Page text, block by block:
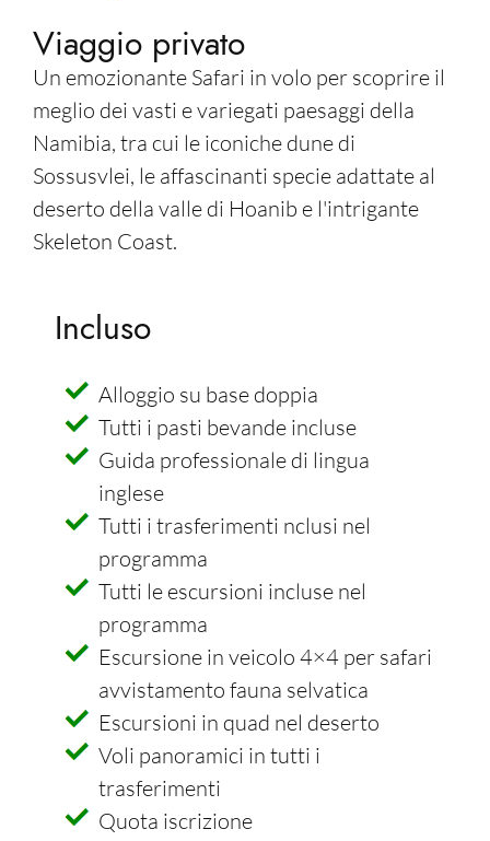
Viaggio privato
Un emozionante Safari in volo per scoprire il
meglio dei vasti e variegati paesaggi della
Namibia, tra cui le iconiche dune di
Sossusvlei, le affascinanti specie adattate al
deserto della valle di Hoanib e l'intrigante
Skeleton Coast.
Incluso
Alloggio su base doppia
Tutti i pasti bevande incluse
Guida professionale di lingua
inglese
Tutti i trasferimenti nclusi nel
programma
Tutti le escursioni incluse nel
programma
Escursione in veicolo 4×4 per safari
avvistamento fauna selvatica
Escursioni in quad nel deserto
Voli panoramici in tutti i
trasferimenti
Quota iscrizione